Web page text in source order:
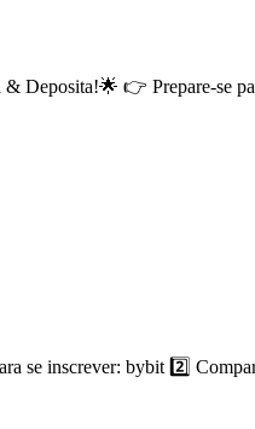
Deposita!🌟 👉 Prepare-se
se inscrever: bybit 2️⃣